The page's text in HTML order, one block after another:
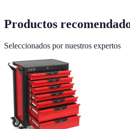
Productos
Seleccionados por nuestros expertos